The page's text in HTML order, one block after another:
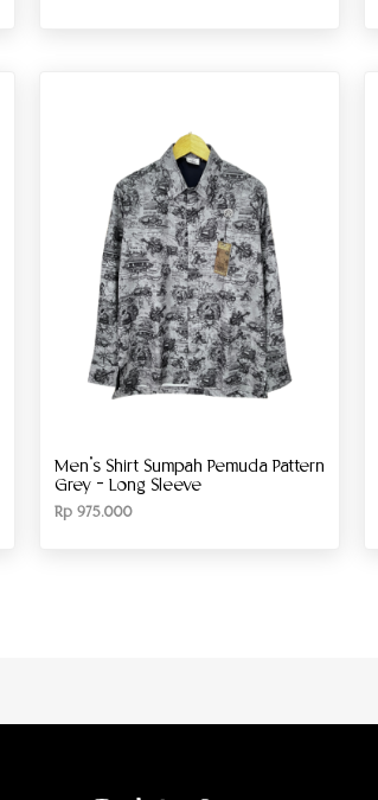
Men’s Shirt Sumpah Pemuda Pattern
Grey – Long Sleeve
Rp 975.000